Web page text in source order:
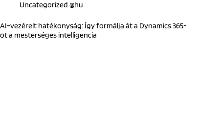
Uncategorized @hu
AI-vezérelt hatékonyság: Így formálja át a Dynamics 365-
öt a mesterséges intelligencia